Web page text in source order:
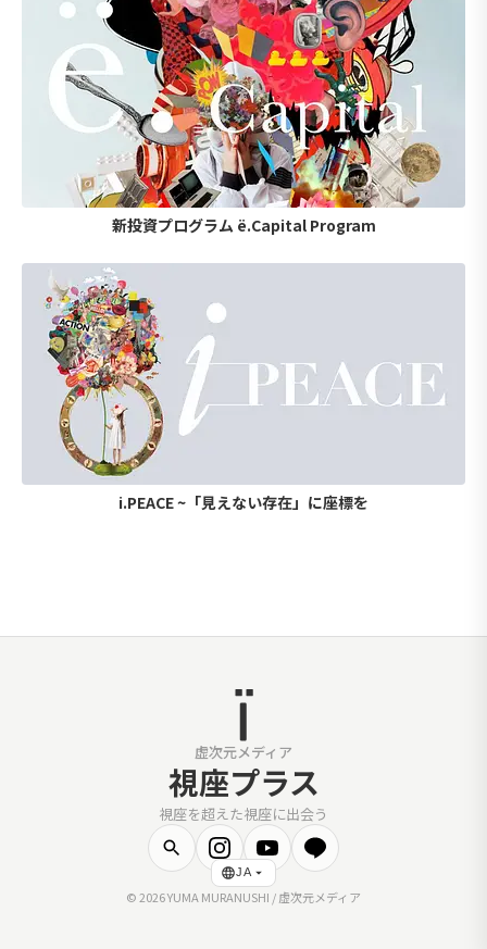
新投資プログラム ë.Capital Program
i.PEACE ~「見えない存在」に座標を
虚次元メディア
視座プラス
視座を超えた視座に出会う
JA
© 2026 YUMA MURANUSHI / 虚次元メディア